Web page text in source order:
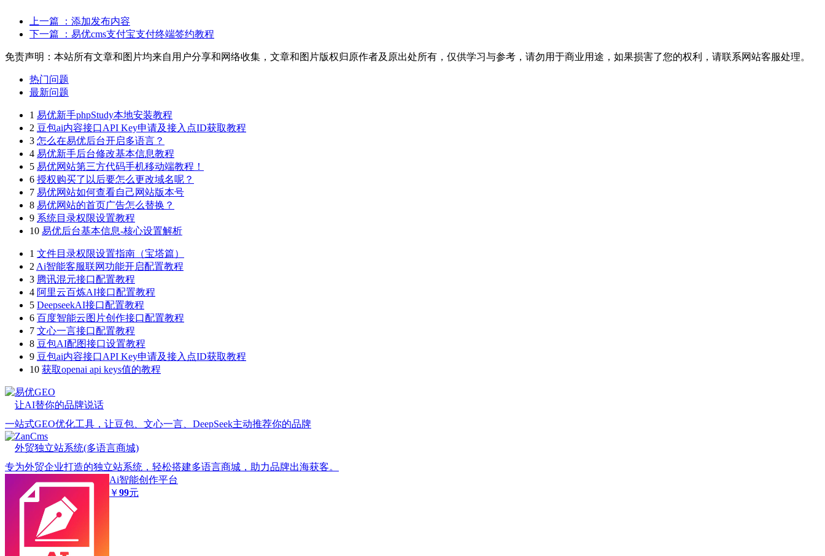
上一篇
：添加发布内容
下一篇
：易优cms支付宝支付终端签约教程
免责声明：本站所有文章和图片均来自用户分享和网络收集，文章和图片版权归原作者及原出处所有，仅供学习与参考，请勿用于商业用途，如果损害了您的权利，请联系网站客服处理。
热门问题
最新问题
1 易优新手phpStudy本地安装教程
2 豆包ai内容接口API Key申请及接入点ID获取教程
3 怎么在易优后台开启多语言？
4 易优新手后台修改基本信息教程
5 易优网站第三方代码手机移动端教程！
6 授权购买了以后要怎么更改域名呢？
7 易优网站如何查看自己网站版本号
8 易优网站的首页广告怎么替换？
9 系统目录权限设置教程
10 易优后台基本信息-核心设置解析
1 文件目录权限设置指南（宝塔篇）
2 Ai智能客服联网功能开启配置教程
3 腾讯混元接口配置教程
4 阿里云百炼AI接口配置教程
5 DeepseekAI接口配置教程
6 百度智能云图片创作接口配置教程
7 文心一言接口配置教程
8 豆包AI配图接口设置教程
9 豆包ai内容接口API Key申请及接入点ID获取教程
10 获取openai api keys值的教程
易优GEO
让AI替你的品牌说话
一站式GEO优化工具，让豆包、文心一言、DeepSeek主动推荐你的品牌
ZanCms
外贸独立站系统(多语言商城)
专为外贸企业打造的独立站系统，轻松搭建多语言商城，助力品牌出海获客。
Ai智能创作平台
￥99元